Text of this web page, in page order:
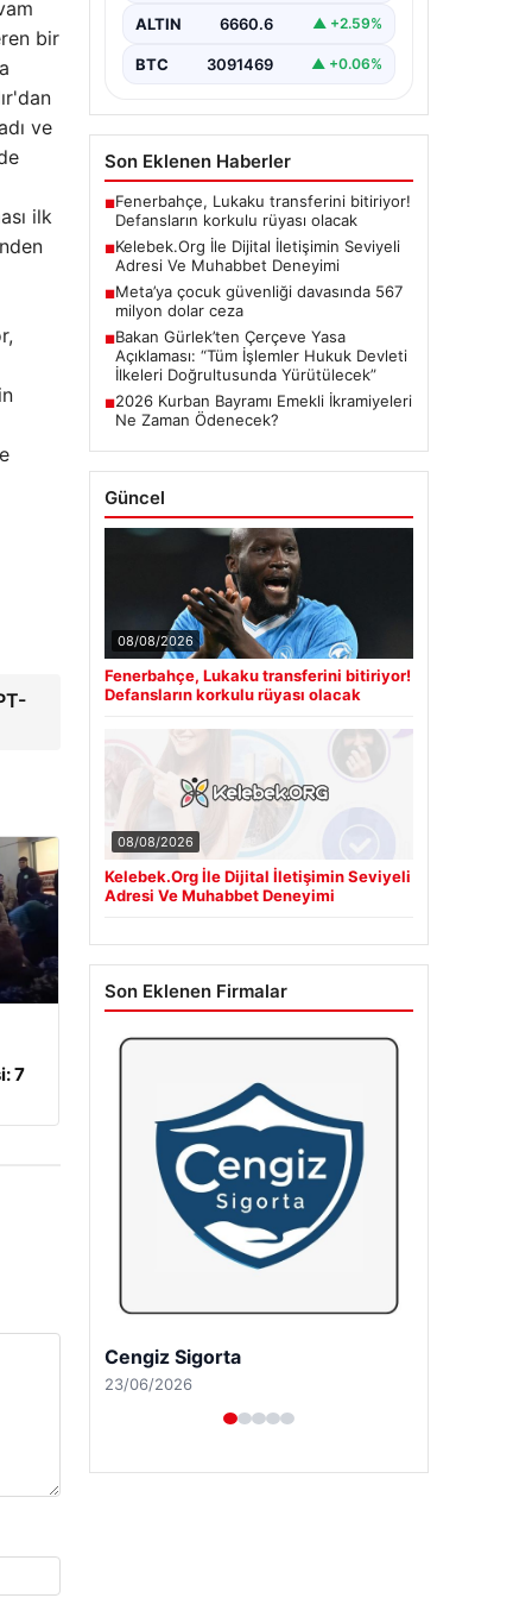
bir
ve
ilk
7
etmektedir. Günümüzde…
ALTIN 6660.6 ▲ +2.59%
BTC 3091469 ▲ +0.06%
Son Eklenen Haberler
■Fenerbahçe, Lukaku transferini bitiriyor!
Defansların korkulu rüyası olacak
■Kelebek.Org İle Dijital İletişimin Seviyeli
Adresi Ve Muhabbet Deneyimi
■Meta’ya çocuk güvenliği davasında 567
milyon dolar ceza
■Bakan Gürlek’ten Çerçeve Yasa
Açıklaması: “Tüm İşlemler Hukuk Devleti
İlkeleri Doğrultusunda Yürütülecek”
■2026 Kurban Bayramı Emekli İkramiyeleri
Ne Zaman Ödenecek?
Güncel
08/08/2026
Fenerbahçe, Lukaku transferini bitiriyor!
Defansların korkulu rüyası olacak
08/08/2026
Kelebek.Org İle Dijital İletişimin Seviyeli
Adresi Ve Muhabbet Deneyimi
Son Eklenen Firmalar
Cengiz Sigorta
23/06/2026